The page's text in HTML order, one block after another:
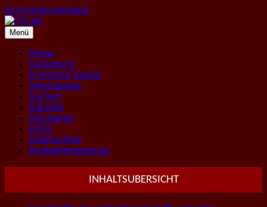
Zum Inhalt springen
Menü
Home
Gästebuch
In eigener Sache
Sitechanges
Suchen
Sitemap
Disclaimer
FAQs
Datenschutz
Kontakt/Impressum
INHALTSUBERSICHT